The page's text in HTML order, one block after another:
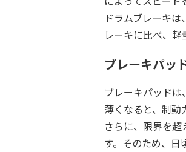
ドラムブレーキ
レーキに比べ、軽
ブレーキパッ
ブレーキパッド
薄くなると、制動
さらに、限界を
す。そのため、日